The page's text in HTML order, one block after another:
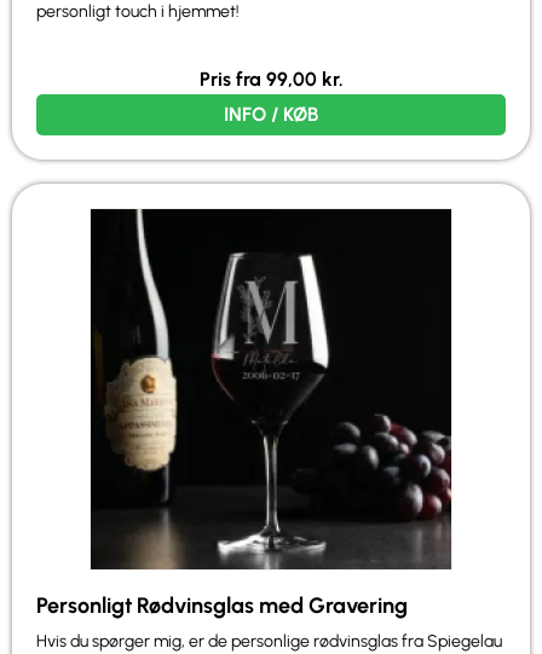
personligt touch i hjemmet!
Pris fra 99,00 kr.
INFO / KØB
Personligt Rødvinsglas med Gravering
Hvis du spørger mig, er de personlige rødvinsglas fra Spiegelau